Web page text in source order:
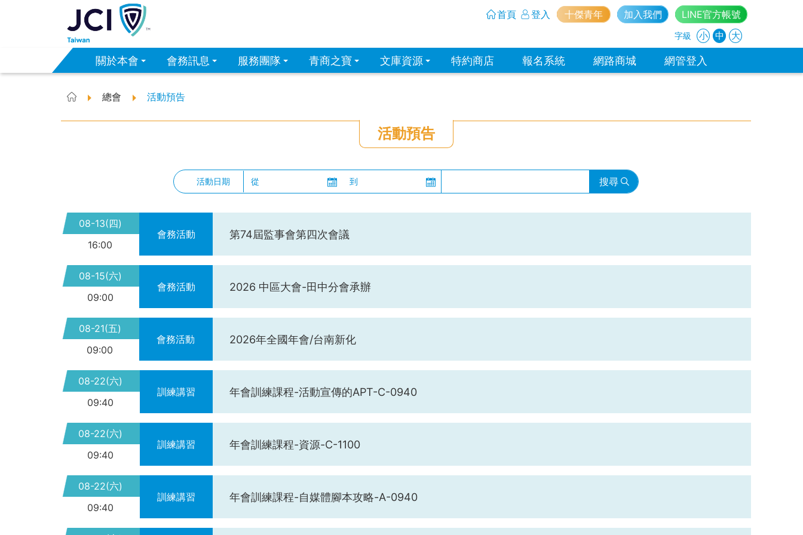
首頁 登入 十傑青年 加入我們 LINE官方帳號
字級 小 中 大
關於本會 會務訊息 服務團隊 青商之寶 文庫資源 特約商店 報名系統 網路商城 網管登入
總會 活動預告
活動預告
活動日期 從 到 搜尋
08-13(四)
16:00
會務活動 第74屆監事會第四次會議
08-15(六)
09:00
會務活動 2026 中區大會-田中分會承辦
08-21(五)
09:00
會務活動 2026年全國年會/台南新化
08-22(六)
09:40
訓練講習 年會訓練課程-活動宣傳的APT-C-0940
08-22(六)
09:40
訓練講習 年會訓練課程-資源-C-1100
08-22(六)
09:40
訓練講習 年會訓練課程-自媒體腳本攻略-A-0940